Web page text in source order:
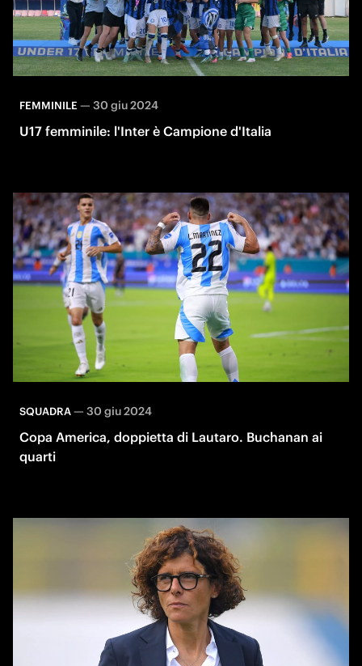
FEMMINILE— 30 giu 2024
U17 femminile: l'Inter è Campione d'Italia
SQUADRA— 30 giu 2024
Copa America, doppietta di Lautaro. Buchanan ai
quarti